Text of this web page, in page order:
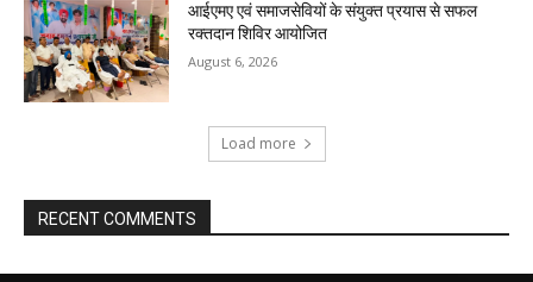
आईएमए एवं समाजसेवियों के संयुक्त प्रयास से सफल
रक्तदान शिविर आयोजित
August 6, 2026
Load more
RECENT COMMENTS